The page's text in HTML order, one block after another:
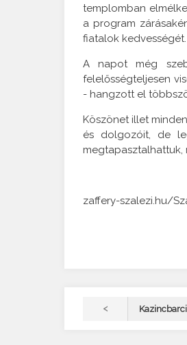
templomban
a program
fiatalok kedvességét.
A napot még
felelősségteljesen
- hangzott el
Köszönet illet
és dolgozóit, de
megtapasztalhattuk,
zaffery-szalezi.hu/
<